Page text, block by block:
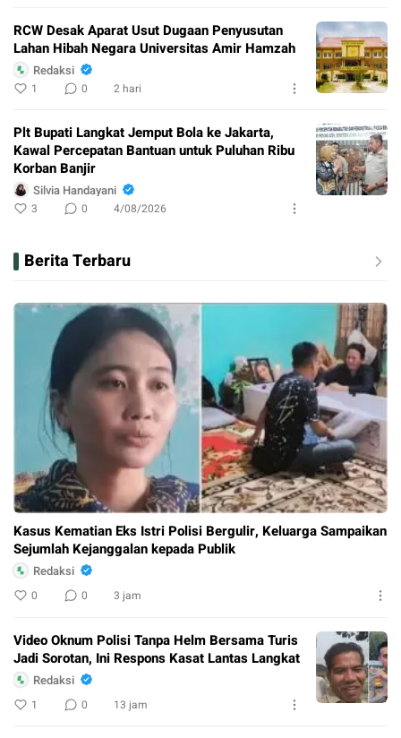
RCW Desak Aparat Usut Dugaan Penyusutan
Lahan Hibah Negara Universitas Amir Hamzah
Redaksi
1 0 2 hari
Plt Bupati Langkat Jemput Bola ke Jakarta,
Kawal Percepatan Bantuan untuk Puluhan Ribu
Korban Banjir
Silvia Handayani
3 0 4/08/2026
Berita Terbaru
Kasus Kematian Eks Istri Polisi Bergulir, Keluarga Sampaikan
Sejumlah Kejanggalan kepada Publik
Redaksi
0 0 3 jam
Video Oknum Polisi Tanpa Helm Bersama Turis
Jadi Sorotan, Ini Respons Kasat Lantas Langkat
Redaksi
1 0 13 jam